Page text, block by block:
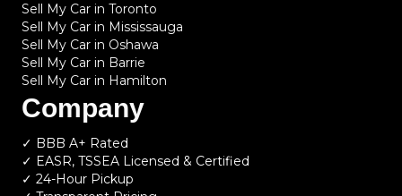
Sell My Car in Toronto
Sell My Car in Mississauga
Sell My Car in Oshawa
Sell My Car in Barrie
Sell My Car in Hamilton
Company
✓ BBB A+ Rated
✓ EASR, TSSEA Licensed & Certified
✓ 24-Hour Pickup